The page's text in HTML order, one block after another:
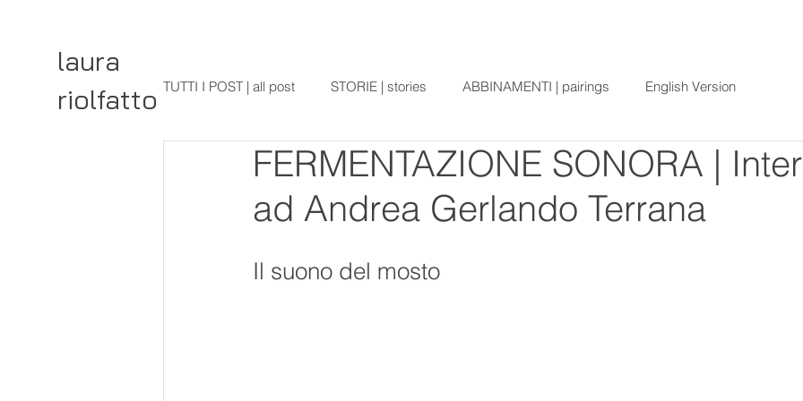
laura
riolfatto TUTTI I POST | all post STORIE | stories ABBINAMENTI | pairings English Version
FERMENTAZIONE SONORA |
ad Andrea Gerlando Terrana
Il suono del mosto